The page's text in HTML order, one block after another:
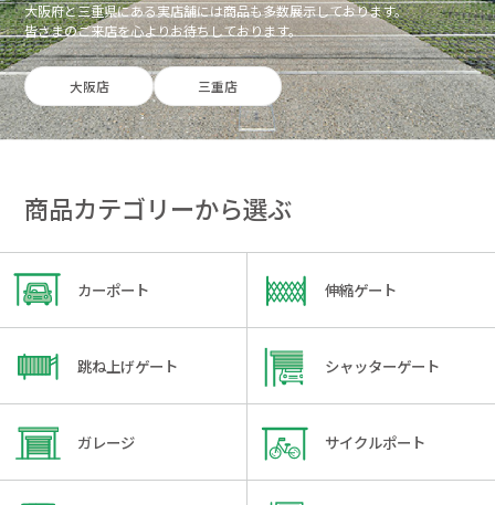
大阪府と三重県にある実店舗には商品も多数展示しております。
皆さまのご来店を心よりお待ちしております。
大阪店 三重店
商品カテゴリーから選ぶ
カーポート 伸縮ゲート
跳ね上げゲート シャッターゲート
ガレージ サイクルポート